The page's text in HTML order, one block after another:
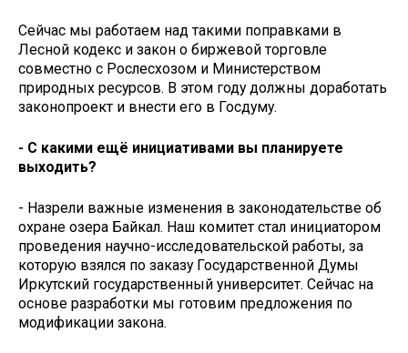
Сейчас мы работаем над такими поправками в
Лесной кодекс и закон о биржевой торговле
совместно с Рослесхозом и Министерством
природных ресурсов. В этом году должны доработать
законопроект и внести его в Госдуму.
- С какими ещё инициативами вы планируете
выходить?
- Назрели важные изменения в законодательстве об
охране озера Байкал. Наш комитет стал инициатором
проведения научно-исследовательской работы, за
которую взялся по заказу Государственной Думы
Иркутский государственный университет. Сейчас на
основе разработки мы готовим предложения по
модификации закона.